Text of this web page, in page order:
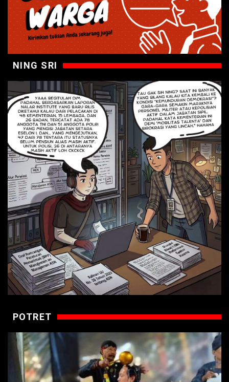
NING SRI
POTRET